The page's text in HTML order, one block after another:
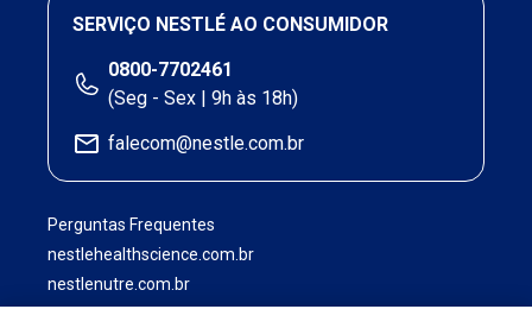
SERVIÇO NESTLÉ AO CONSUMIDOR
0800-7702461
(Seg - Sex | 9h às 18h)
falecom@nestle.com.br
Perguntas Frequentes
nestlehealthscience.com.br
nestlenutre.com.br